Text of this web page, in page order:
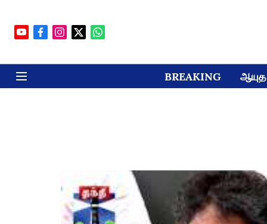
BREAKING ஆயுத